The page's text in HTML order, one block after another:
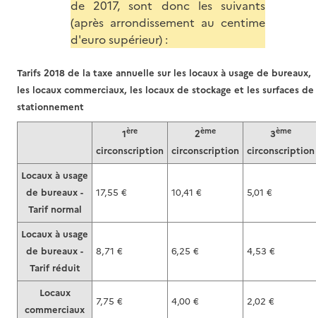
de 2017, sont donc les suivants
(après arrondissement au centime
d'euro supérieur) :
1ère
circonscription
2ème
circonscription
3ème
circonscription
Locaux à usage
de bureaux -
Tarif normal
17,55 € 10,41 € 5,01 €
Locaux à usage
de bureaux -
Tarif réduit
8,71 € 6,25 € 4,53 €
Locaux
commerciaux
7,75 € 4,00 € 2,02 €
Tarifs 2018 de la taxe annuelle sur les locaux à usage de bureaux,
les locaux commerciaux, les locaux de stockage et les surfaces de
stationnement